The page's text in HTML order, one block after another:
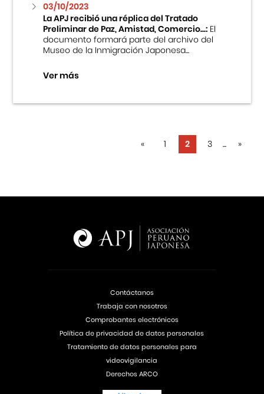
03/10/2023
La APJ recibió una réplica del Tratado
Preliminar de Paz, Amistad, Comercio...:El
documento formará parte del archivo del
Museo de la Inmigración Japonesa...
Ver más
« 1 2 3 ... »
Contáctanos
Trabaja con nosotros
Comprobantes electrónicos
Política de privacidad de datos personales
Tratamiento de datos personales para
videovigilancia
Derechos ARCO